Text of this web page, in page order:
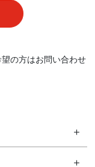
の方はお問い合わせ